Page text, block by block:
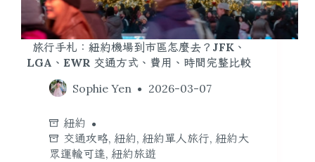
旅行手札：紐約機場到市區怎麼去？JFK、
LGA、EWR 交通方式、費用、時間完整比較
Sophie Yen
2026-03-07
紐約
交通攻略, 紐約, 紐約單人旅行, 紐約大
眾運輸可達, 紐約旅遊